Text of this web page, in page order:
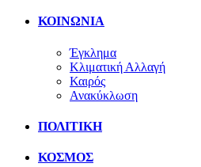
ΚΟΙΝΩΝΙΑ
Έγκλημα
Κλιματική Αλλαγή
Καιρός
Ανακύκλωση
ΠΟΛΙΤΙΚΗ
ΚΟΣΜΟΣ